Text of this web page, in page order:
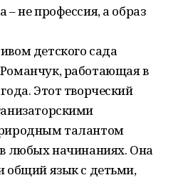
– не профессия, а образ
детского сада
работающая в
Этот творческий
талантом
любых начинаниях. Она
общий язык с детьми,